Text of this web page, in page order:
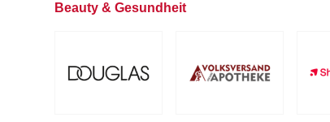
Beauty & Gesundheit